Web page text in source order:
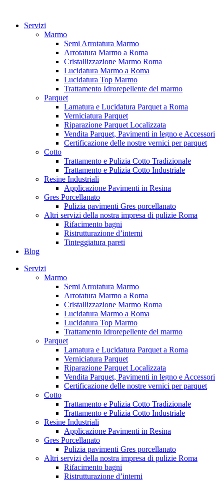
contenutoServizi
Marmo
Semi Arrotatura Marmo
Arrotatura Marmo a Roma
Cristallizzazione Marmo Roma
Lucidatura Marmo a Roma
Lucidatura Top Marmo
Trattamento Idrorepellente del marmo
Parquet
Lamatura e Lucidatura Parquet a Roma
Verniciatura Parquet
Riparazione Parquet Localizzata
Vendita Parquet, Pavimenti in legno e Accessori
Certificazione delle nostre vernici per parquet
Cotto
Trattamento e Pulizia Cotto Tradizionale
Trattamento e Pulizia Cotto Industriale
Resine Industriali
Applicazione Pavimenti in Resina
Gres Porcellanato
Pulizia pavimenti Gres porcellanato
Altri servizi della nostra impresa di pulizie Roma
Rifacimento bagni
Ristrutturazione d’interni
Tinteggiatura pareti
Blog
Servizi
Marmo
Semi Arrotatura Marmo
Arrotatura Marmo a Roma
Cristallizzazione Marmo Roma
Lucidatura Marmo a Roma
Lucidatura Top Marmo
Trattamento Idrorepellente del marmo
Parquet
Lamatura e Lucidatura Parquet a Roma
Verniciatura Parquet
Riparazione Parquet Localizzata
Vendita Parquet, Pavimenti in legno e Accessori
Certificazione delle nostre vernici per parquet
Cotto
Trattamento e Pulizia Cotto Tradizionale
Trattamento e Pulizia Cotto Industriale
Resine Industriali
Applicazione Pavimenti in Resina
Gres Porcellanato
Pulizia pavimenti Gres porcellanato
Altri servizi della nostra impresa di pulizie Roma
Rifacimento bagni
Ristrutturazione d’interni